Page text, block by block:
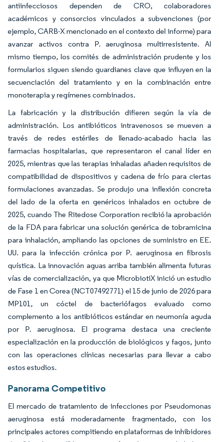
antiinfecciosos dependen de CRO, colaboradores
académicos y consorcios vinculados a subvenciones (por
ejemplo, CARB-X mencionado en el contexto del informe) para
avanzar activos contra P. aeruginosa multirresistente. Al
mismo tiempo, los comités de administración prudente y los
formularios siguen siendo guardianes clave que influyen en la
secuenciación del tratamiento y en la combinación entre
monoterapia y regímenes combinados.
La fabricación y la distribución difieren según la vía de
administración. Los antibióticos intravenosos se mueven a
través de redes estériles de llenado-acabado hacia las
farmacias hospitalarias, que representaron el canal líder en
2025, mientras que las terapias inhaladas añaden requisitos de
compatibilidad de dispositivos y cadena de frío para ciertas
formulaciones avanzadas. Se produjo una inflexión concreta
del lado de la oferta en genéricos inhalados en octubre de
2025, cuando The Ritedose Corporation recibió la aprobación
de la FDA para fabricar una solución genérica de tobramicina
para inhalación, ampliando las opciones de suministro en EE.
UU. para la infección crónica por P. aeruginosa en fibrosis
quística. La innovación aguas arriba también alimenta futuras
vías de comercialización, ya que MicrobiotiX inició un estudio
de Fase 1 en Corea (NCT07492771) el 15 de junio de 2026 para
MP101, un cóctel de bacteriófagos evaluado como
complemento a los antibióticos estándar en neumonía aguda
por P. aeruginosa. El programa destaca una creciente
especialización en la producción de biológicos y fagos, junto
con las operaciones clínicas necesarias para llevar a cabo
estos estudios.
Panorama Competitivo
El mercado de tratamiento de infecciones por Pseudomonas
aeruginosa está moderadamente fragmentado, con los
principales actores compitiendo en plataformas de inhibidores